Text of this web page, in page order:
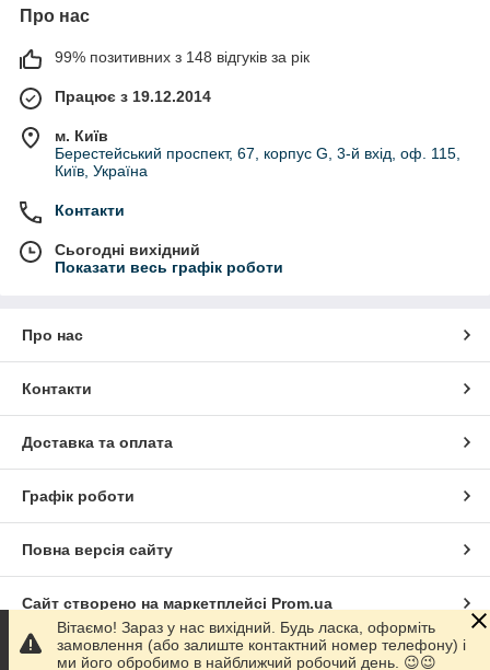
Про нас
99% позитивних з 148 відгуків за рік
Працює з 19.12.2014
м. Київ
Берестейський проспект, 67, корпус G, 3-й вхід, оф. 115,
Київ, Україна
Контакти
Сьогодні вихідний
Показати весь графік роботи
Про нас
Контакти
Доставка та оплата
Графік роботи
Повна версія сайту
Сайт створено на маркетплейсі Prom.ua
Політика конфіденційності
Вітаємо! Зараз у нас вихідний. Будь ласка, оформіть
замовлення (або залиште контактний номер телефону) і
ми його обробимо в найближчий робочий день. 😉😉